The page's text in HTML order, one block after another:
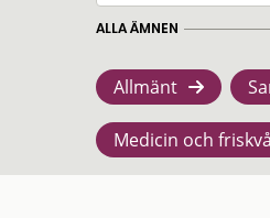
ALLA ÄMNEN
Allmänt
Medicin och